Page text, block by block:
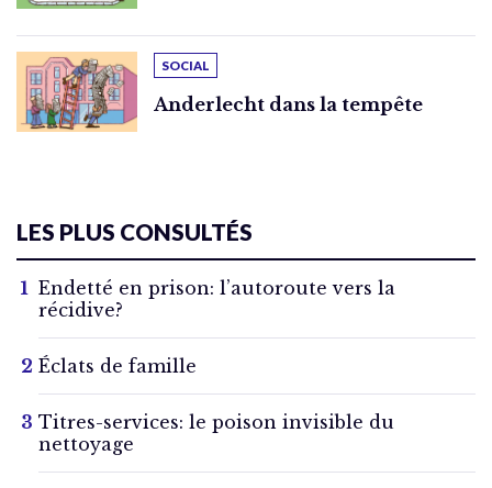
SOCIAL
Anderlecht dans la tempête
LES PLUS CONSULTÉS
Endetté en prison: l’autoroute vers la
récidive?
Éclats de famille
Titres-services: le poison invisible du
nettoyage